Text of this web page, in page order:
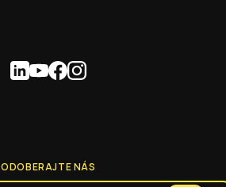
ODOBERAJTE NÁS